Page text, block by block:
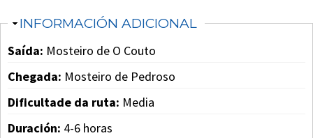
AGOCHAR
INFORMACIÓN ADICIONAL
Saída: Mosteiro de O Couto
Chegada: Mosteiro de Pedroso
Dificultade da ruta: Media
Duración: 4-6 horas